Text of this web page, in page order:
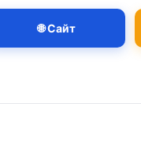
🌐 Сайт